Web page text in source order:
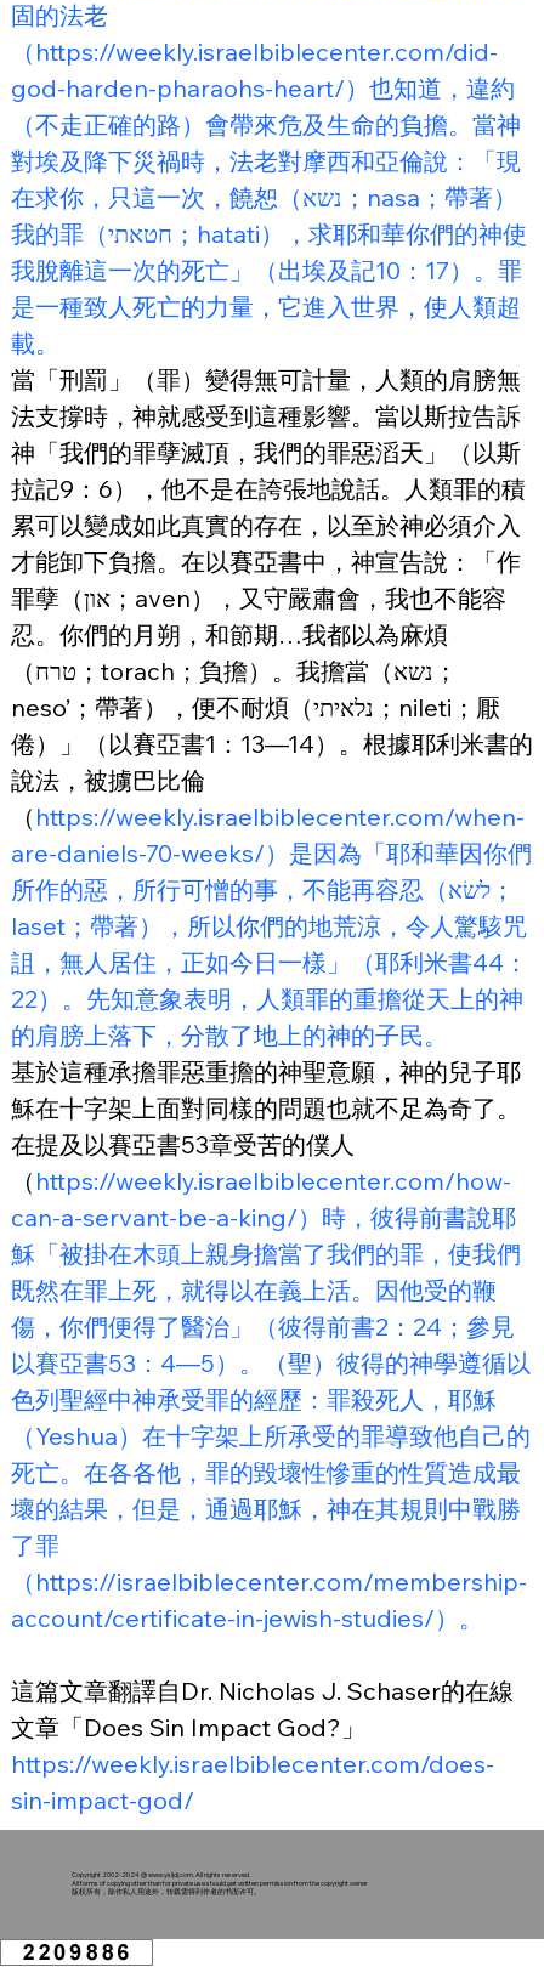
固的法老
（https://weekly.israelbiblecenter.com/did-
god-harden-pharaohs-heart/）也知道，違約
（不走正確的路）會帶來危及生命的負擔。當神
對埃及降下災禍時，法老對摩西和亞倫說：「現
在求你，只這一次，饒恕（נשא；nasa；帶著）
我的罪（חטאתי；hatati），求耶和華你們的神使
我脫離這一次的死亡」（出埃及記10：17）。罪
是一種致人死亡的力量，它進入世界，使人類超
載。
當「刑罰」（罪）變得無可計量，人類的肩膀無
法支撐時，神就感受到這種影響。當以斯拉告訴
神「我們的罪孽滅頂，我們的罪惡滔天」（以斯
拉記9：6），他不是在誇張地說話。人類罪的積
累可以變成如此真實的存在，以至於神必須介入
才能卸下負擔。在以賽亞書中，神宣告說：「作
罪孽（און；aven），又守嚴肅會，我也不能容
忍。你們的月朔，和節期…我都以為麻煩
（טרח；torach；負擔）。我擔當（נשא；
neso’；帶著），便不耐煩（נלאיתי；nileti；厭
倦）」（以賽亞書1：13—14）。根據耶利米書的
說法，被擄巴比倫
（ https://weekly.israelbiblecenter.com/when-
are-daniels-70-weeks/）是因為「耶和華因你們
所作的惡，所行可憎的事，不能再容忍（לשׂא；
laset；帶著），所以你們的地荒涼，令人驚駭咒
詛，無人居住，正如今日一樣」（耶利米書44：
22）。先知意象表明，人類罪的重擔從天上的神
的肩膀上落下，分散了地上的神的子民。
基於這種承擔罪惡重擔的神聖意願，神的兒子耶
穌在十字架上面對同樣的問題也就不足為奇了。
在提及以賽亞書53章受苦的僕人
（ https://weekly.israelbiblecenter.com/how-
can-a-servant-be-a-king/）時，彼得前書說耶
穌「被掛在木頭上親身擔當了我們的罪，使我們
既然在罪上死，就得以在義上活。因他受的鞭
傷，你們便得了醫治」（彼得前書2：24；參見
以賽亞書53：4—5）。（聖）彼得的神學遵循以
色列聖經中神承受罪的經歷：罪殺死人，耶穌
（Yeshua）在十字架上所承受的罪導致他自己的
死亡。在各各他，罪的毀壞性慘重的性質造成最
壞的結果，但是，通過耶穌，神在其規則中戰勝
了罪
（https://israelbiblecenter.com/membership-
account/certificate-in-jewish-studies/）。
這篇文章翻譯自Dr. Nicholas J. Schaser的在線
文章「Does Sin Impact God?」
https://weekly.israelbiblecenter.com/does-
sin-impact-god/
Copyright 2002-2024 @www.ysljdj.com. All rights reserved.
All forms of copying other than for private use should get written permission from the copyright owner
版权所有，除作私人用途外，转载需得到作者的书面许可。